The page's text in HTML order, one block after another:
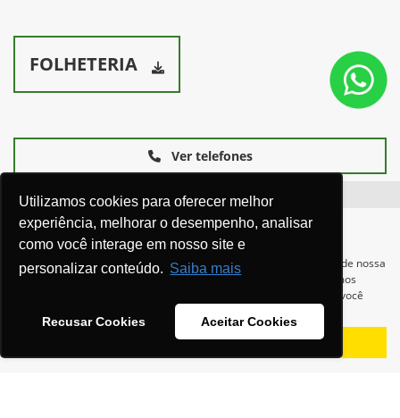
Utilizamos cookies para oferecer melhor
experiência, melhorar o desempenho, analisar
como você interage em nosso site e
personalizar conteúdo. Saiba mais
Recusar Cookies Aceitar Cookies
FOLHETERIA
Ver telefones
Mapa do site
Para otimizar sua experiência durante a navegação, fazemos uso de nossa
política de cookies e para proteger seus dados pessoais respeitamos
. Ao seguir com a navegação e visita você
Recusar